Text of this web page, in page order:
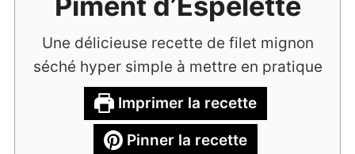
Une délicieuse recette de filet mignon
séché hyper simple à mettre en pratique
Imprimer la recette
Pinner la recette